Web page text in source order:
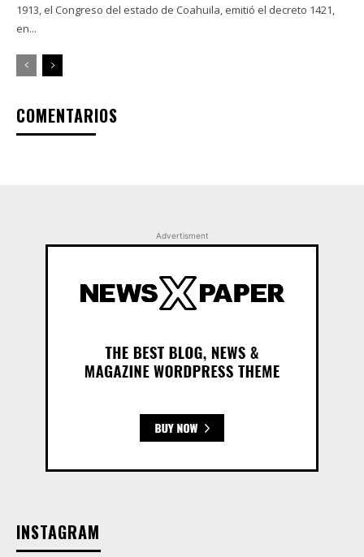
1913, el Congreso del estado de Coahuila, emitió el decreto 1421,
en...
COMENTARIOS
Advertisment
INSTAGRAM